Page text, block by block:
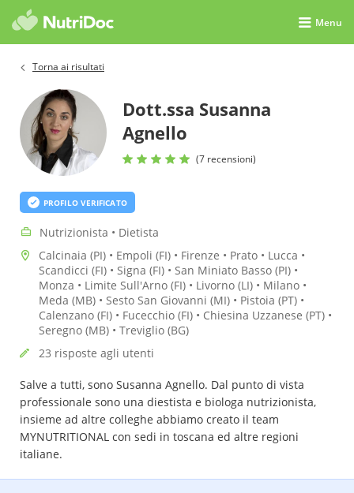
Menu
Torna ai risultati
Dott.ssa Susanna
Agnello
(7 recensioni)
PROFILO VERIFICATO
Nutrizionista • Dietista
Calcinaia (PI) • Empoli (FI) • Firenze • Prato • Lucca •
Scandicci (FI) • Signa (FI) • San Miniato Basso (PI) •
Monza • Limite Sull'Arno (FI) • Livorno (LI) • Milano •
Meda (MB) • Sesto San Giovanni (MI) • Pistoia (PT) •
Calenzano (FI) • Fucecchio (FI) • Chiesina Uzzanese (PT) •
Seregno (MB) • Treviglio (BG)
23 risposte agli utenti
Salve a tutti, sono Susanna Agnello. Dal punto di vista
professionale sono una diestista e biologa nutrizionista,
insieme ad altre colleghe abbiamo creato il team
MYNUTRITIONAL con sedi in toscana ed altre regioni
italiane.